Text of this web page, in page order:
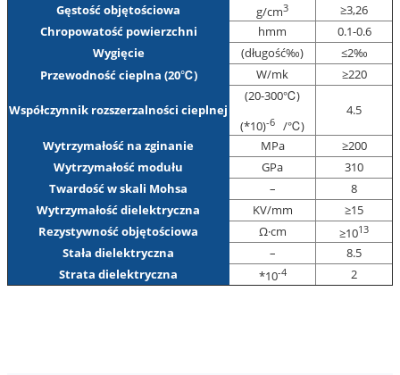
Gęstość objętościowa
g/cm3
≥3,26
Chropowatość powierzchni
hmm
0.1-0.6
Wygięcie
(długość‰)
≤2‰
Przewodność cieplna (20℃)
W/mk ≥220
Współczynnik rozszerzalności cieplnej
(20-300℃)
(*10)-6 /℃)
4.5
Wytrzymałość na zginanie MPa
≥200
Wytrzymałość modułu
GPa
310
Twardość w skali Mohsa
–
8
Wytrzymałość dielektryczna
KV/mm
≥15
Rezystywność objętościowa
Ω·cm ≥1013
Stała dielektryczna –
8.5
Strata dielektryczna
*10-4 2